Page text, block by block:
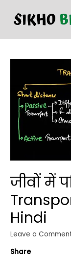
जीवों में
Hindi
Leave a
Share